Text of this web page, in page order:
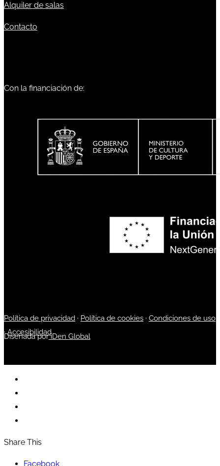
Alquiler de salas
Contacto
Con la financiación de:
Política de privacidad · Política de cookies · Condiciones de uso
·Accesibilidad
Diseñada poriDen Global
Share This
Facebook